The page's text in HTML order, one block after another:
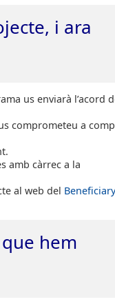
i ara
us enviarà l’acord
comprometeu a
amb càrrec a la
al web del
hem